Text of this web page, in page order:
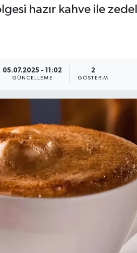
hazır kahve ile
05.07.2025 - 11:02
GÜNCELLEME
2
GÖSTERIM